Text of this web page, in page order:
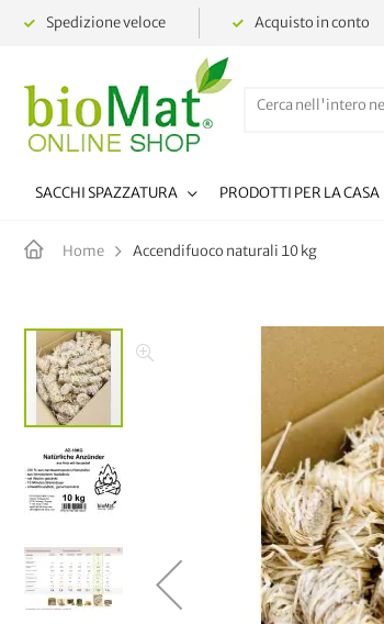
Spedizione veloce Acquisto in conto
SACCHI SPAZZATURA PRODOTTI PER LA CASA
Home Accendifuoco naturali 10 kg